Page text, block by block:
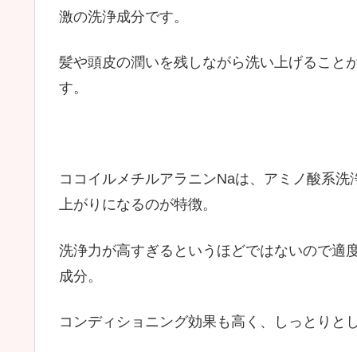
激の洗浄成分です。
髪や頭皮の潤いを残しながら洗い上げること
す。
ココイルメチルアラニンNaは、アミノ酸系
上がりになるのが特徴。
洗浄力が高すぎるというほどではないので適
成分。
コンディショニング効果も高く、しっとりと